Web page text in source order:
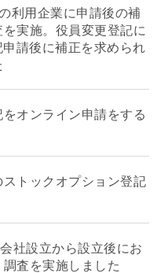
利用企業に申請後の補
実施。役員変更登記に
請後に補正を求められ
オンライン申請をする
トックオプション登記
社設立から設立後にお
査を実施しました